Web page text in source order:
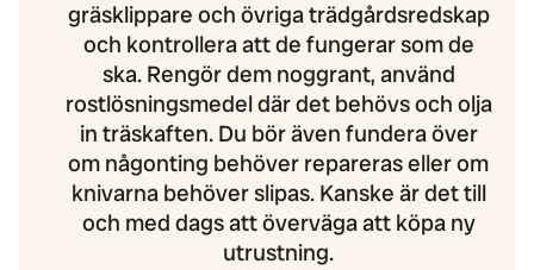
gräsklippare och övriga trädgårdsredskap
och kontrollera att de fungerar som de
ska. Rengör dem noggrant, använd
rostlösningsmedel där det behövs och olja
in träskaften. Du bör även fundera över
om någonting behöver repareras eller om
knivarna behöver slipas. Kanske är det till
och med dags att överväga att köpa ny
utrustning.